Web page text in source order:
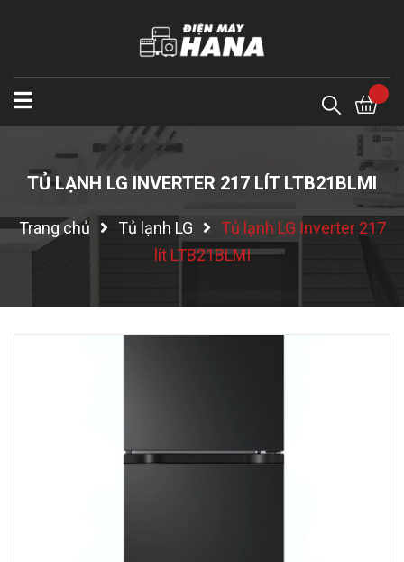
TỦ LẠNH LG INVERTER 217 LÍT LTB21BLMI
Trang chủ Tủ lạnh LG
Tủ lạnh LG Inverter 217
lít LTB21BLMI